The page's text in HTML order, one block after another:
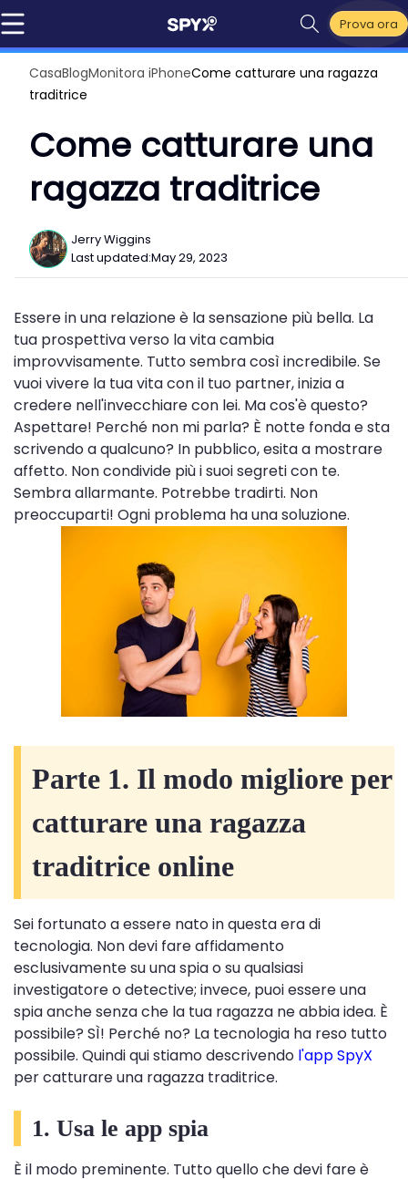
Prova ora
CasaBlogMonitora iPhoneCome catturare una ragazza
traditrice
Come catturare una
ragazza traditrice
Jerry Wiggins
Last updated:May 29, 2023
Essere in una relazione è la sensazione più bella. La
tua prospettiva verso la vita cambia
improvvisamente. Tutto sembra così incredibile. Se
vuoi vivere la tua vita con il tuo partner, inizia a
credere nell'invecchiare con lei. Ma cos'è questo?
Aspettare! Perché non mi parla? È notte fonda e sta
scrivendo a qualcuno? In pubblico, esita a mostrare
affetto. Non condivide più i suoi segreti con te.
Sembra allarmante. Potrebbe tradirti. Non
preoccuparti! Ogni problema ha una soluzione.
Parte 1. Il modo migliore per
catturare una ragazza
traditrice online
Sei fortunato a essere nato in questa era di
tecnologia. Non devi fare affidamento
esclusivamente su una spia o su qualsiasi
investigatore o detective; invece, puoi essere una
spia anche senza che la tua ragazza ne abbia idea. È
possibile? SÌ! Perché no? La tecnologia ha reso tutto
possibile. Quindi qui stiamo descrivendo l'app SpyX
per catturare una ragazza traditrice.
1. Usa le app spia
È il modo preminente. Tutto quello che devi fare è